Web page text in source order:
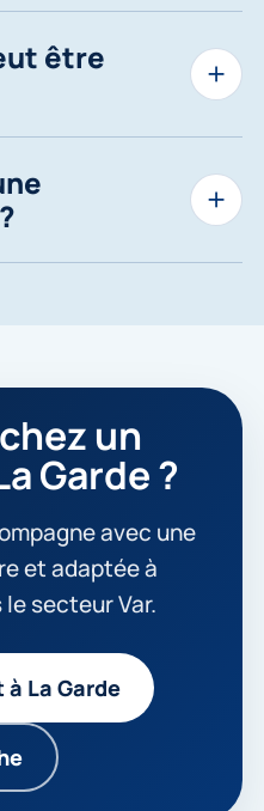
être
un
Garde ?
avec une
et adaptée à
secteur Var.
La Garde